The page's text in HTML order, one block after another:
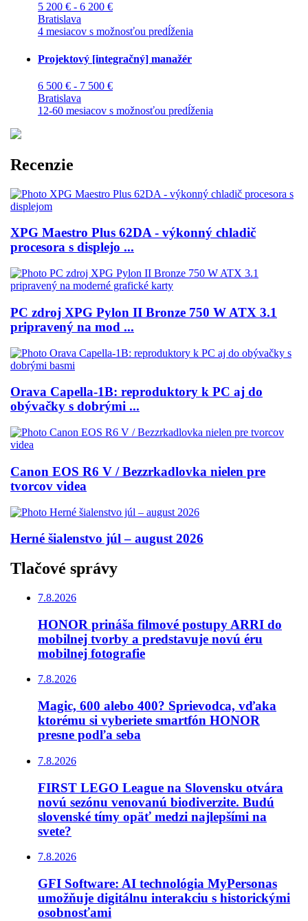
5 200 € - 6 200 €
Bratislava
4 mesiacov s možnosťou predĺženia
Projektový [integračný] manažér
6 500 € - 7 500 €
Bratislava
12-60 mesiacov s možnosťou predĺženia
Recenzie
XPG Maestro Plus 62DA - výkonný chladič
procesora s displejo ...
PC zdroj XPG Pylon II Bronze 750 W ATX 3.1
pripravený na mod ...
Orava Capella-1B: reproduktory k PC aj do
obývačky s dobrými ...
Canon EOS R6 V / Bezzrkadlovka nielen pre
tvorcov videa
Herné šialenstvo júl – august 2026
Tlačové správy
7.8.2026
HONOR prináša filmové postupy ARRI do
mobilnej tvorby a predstavuje novú éru
mobilnej fotografie
7.8.2026
Magic, 600 alebo 400? Sprievodca, vďaka
ktorému si vyberiete smartfón HONOR
presne podľa seba
7.8.2026
FIRST LEGO League na Slovensku otvára
novú sezónu venovanú biodiverzite. Budú
slovenské tímy opäť medzi najlepšími na
svete?
7.8.2026
GFI Software: AI technológia MyPersonas
umožňuje digitálnu interakciu s historickými
osobnosťami